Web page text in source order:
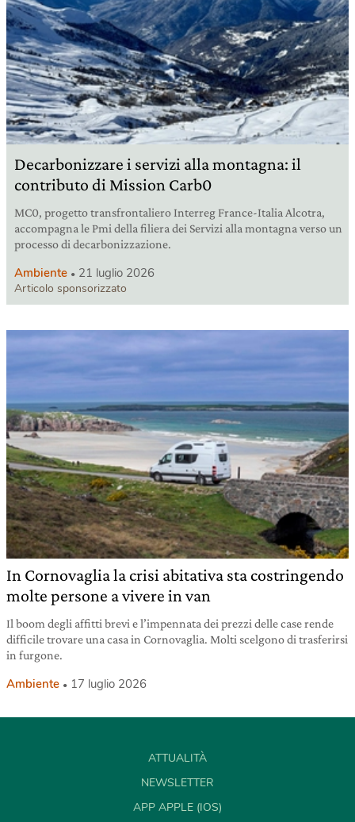
Decarbonizzare i servizi alla montagna: il
contributo di Mission Carb0
MC0, progetto transfrontaliero Interreg France-Italia Alcotra,
accompagna le Pmi della filiera dei Servizi alla montagna verso un
processo di decarbonizzazione.
Ambiente 21 luglio 2026
Articolo sponsorizzato
In Cornovaglia la crisi abitativa sta costringendo
molte persone a vivere in van
Il boom degli affitti brevi e l’impennata dei prezzi delle case rende
difficile trovare una casa in Cornovaglia. Molti scelgono di trasferirsi
in furgone.
Ambiente 17 luglio 2026
ATTUALITÀ
NEWSLETTER
APP APPLE (IOS)